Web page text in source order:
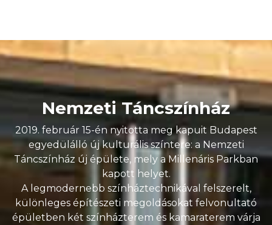
Nemzeti Táncszínház
2019. február 15-én nyitotta meg kapuit Budapest
egyedülálló új kulturális színtere: a Nemzeti
Táncszínház új épülete, mely a Millenáris Parkban
kapott helyet.
A legmodernebb színháztechnikával felszerelt,
különleges építészeti megoldásokat felvonultató
épületben két színházterem és kamaraterem várja